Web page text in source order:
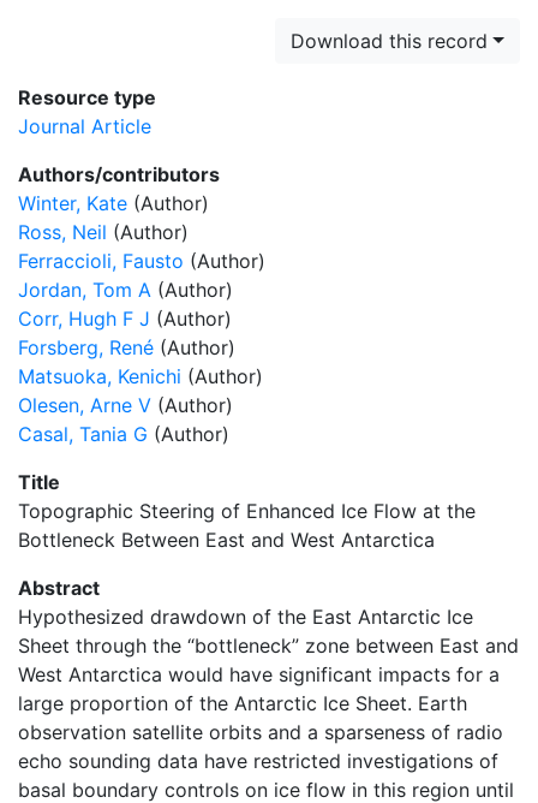
Download this record
Resource type
Journal Article
Authors/contributors
Winter, Kate (Author)
Ross, Neil (Author)
Ferraccioli, Fausto (Author)
Jordan, Tom A (Author)
Corr, Hugh F J (Author)
Forsberg, René (Author)
Matsuoka, Kenichi (Author)
Olesen, Arne V (Author)
Casal, Tania G (Author)
Title
Topographic Steering of Enhanced Ice Flow at the
Bottleneck Between East and West Antarctica
Abstract
Hypothesized drawdown of the East Antarctic Ice
Sheet through the “bottleneck” zone between East and
West Antarctica would have significant impacts for a
large proportion of the Antarctic Ice Sheet. Earth
observation satellite orbits and a sparseness of radio
echo sounding data have restricted investigations of
basal boundary controls on ice flow in this region until